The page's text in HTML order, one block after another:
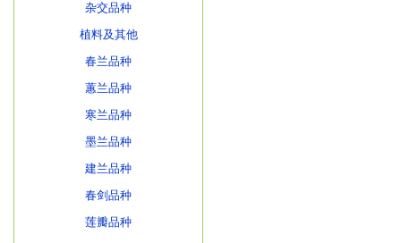
杂交品种
植料及其他
春兰品种
蕙兰品种
寒兰品种
墨兰品种
建兰品种
春剑品种
莲瓣品种